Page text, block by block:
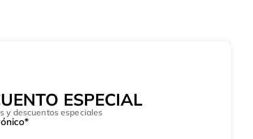
ESPECIAL
y descuentos especiales